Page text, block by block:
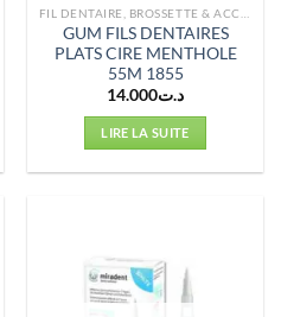
GUM FILS DENTAIRES
PLATS CIRE MENTHOLE
55M 1855
د.ت14.000
LIRE LA SUITE